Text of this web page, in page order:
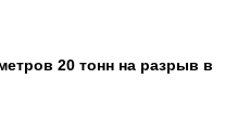
20 тонн на разрыв в